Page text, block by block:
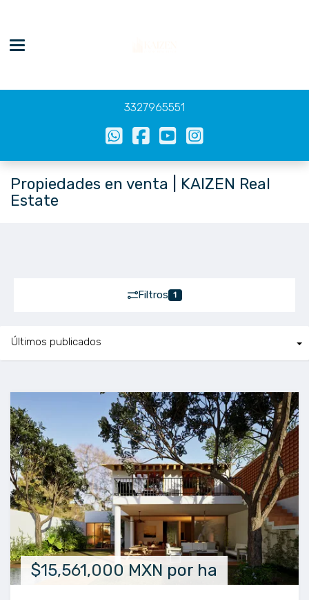
Toggle navigation
3327965551
Propiedades en venta | KAIZEN Real
Estate
Filtros 1
$15,561,000 MXN por ha